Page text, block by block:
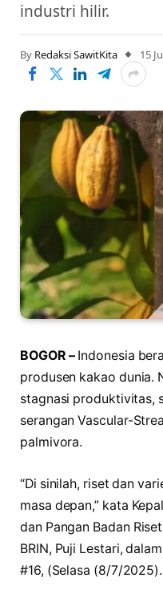
industri hilir.
By Redaksi SawitKita 15
BOGOR –Indonesia
produsen kakao dunia.
stagnasi produktivitas,
serangan Vascular-
palmivora.
“Di sinilah, riset dan
masa depan,” kata
dan Pangan Badan
BRIN, Puji Lestari,
#16, (Selasa (8/7/2025).